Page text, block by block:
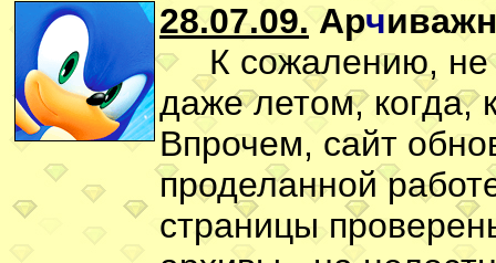
28.07.09. Арч
К сожалению, не
даже летом, когда,
Впрочем, сайт
проделанной
страницы